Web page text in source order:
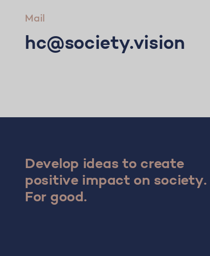
Mail
hc@society.vision
Develop ideas to create
positive impact on society.
For good.